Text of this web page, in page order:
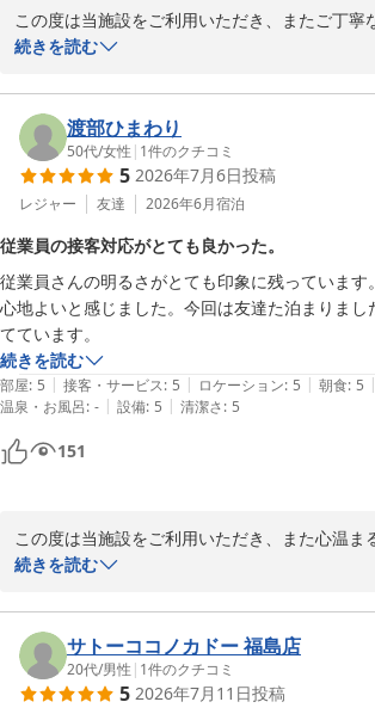
今後もご家族皆様に「また来たい」と思ってい
し、より一層努めてまいります。
改めまして、この度のご利用とご投稿に心より
またご家族皆様にお会いできます日をスタッフ
しております。
ＧＬＡＭＰＩＮＧ ＫＡＳＨＩＭＡ ７５３
2026-05-09
この度は当施設をご利用いただき、またご丁寧
ただき誠にありがとうございます。
設備の新しさや快適さ、お部屋のお風呂の広さ
けたとのこと、大変嬉しく拝見いたしました。
かりながらお過ごしいただけたこと、またエア
にお過ごしいただけたご様子に安心いたしまし
と、非日常のひとときをご満喫いただけたこと
ております。
今後も皆様に快適で思い出に残るご滞在をご提
一層努めてまいります。
ぜひまた機会がございましたら、穏やかな海の
だけましたら幸いです。
改めまして、この度のご利用とご投稿に心よ
またお会いできます日をスタッフ一同、心より
す。
ＧＬＡＭＰＩＮＧ ＫＡＳＨＩＭＡ ７５３
2026-05-05
続きを読む
渡部ひまわり
50代/女性 | 1件のクチコミ
5 2026年7月6日投稿
レジャー 友達 2026年6月宿泊
従業員の接客対応がとても良かった。
従業員さんの明るさがとても印象に残っていま
心地よいと感じました。今回は友達た泊まりまし
てています。
続きを読む
部屋: 5 | 接客・サービス: 5 | ロケーション: 5 | 朝食: 5 |
温泉・お風呂: - | 設備: 5 | 清潔さ: 5
151
この度は当施設をご利用いただき、また心温ま
ただき誠にありがとうございます。
スタッフの対応につきまして、「明るさが印象
い接客」とのお言葉を頂戴し、スタッフ一同大
ました。お客様に気持ちよくお過ごしいただけ
ますので、このようなお言葉は何よりの励みで
続きを読む
サトーココノカドー 福島店
20代/男性 | 1件のクチコミ
5 2026年7月11日投稿